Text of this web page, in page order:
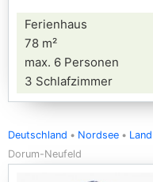
Ferienhaus
78 m²
max. 6 Personen
3 Schlafzimmer
Deutschland Nordsee
Dorum-Neufeld